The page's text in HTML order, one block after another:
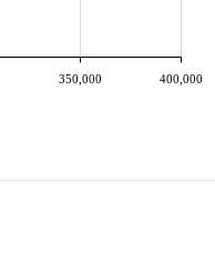
350,000 400,000